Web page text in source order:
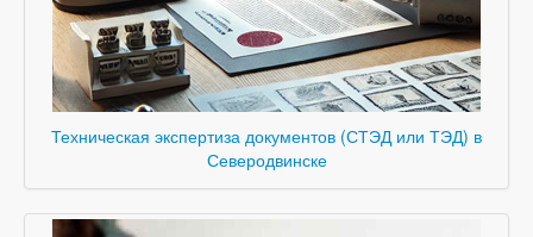
Техническая экспертиза документов (СТЭД или ТЭД) в
Северодвинске